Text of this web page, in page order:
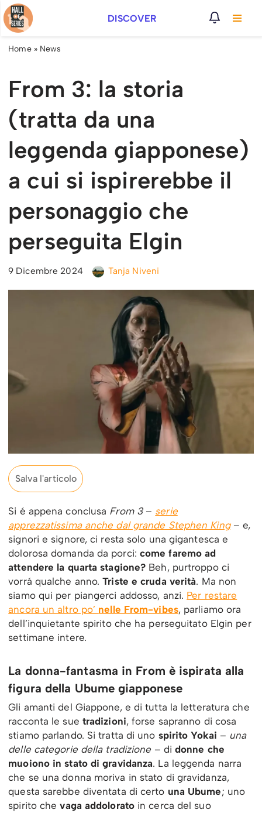
Vai
al
DISCOVER
Home» News
From 3: la storia
(tratta da una
leggenda giapponese)
a cui si ispirerebbe il
personaggio che
perseguita Elgin
9 Dicembre 2024 Tanja Niveni
Salva l'articolo
Si é appena conclusa From 3– serie
apprezzatissima anche dal grande Stephen King– e,
signori e signore, ci resta solo una gigantesca e
dolorosa domanda da porci: come faremo ad
attendere la quarta stagione? Beh, purtroppo ci
vorrá qualche anno.Triste e cruda verità. Ma non
siamo qui per piangerci addosso, anzi. Per restare
ancora un altro po’ nelle From-vibes, parliamo ora
dell’inquietante spirito che ha perseguitato Elgin per
settimane intere.
La donna-fantasma in From è ispirata alla
figura della Ubume giapponese
Gli amanti del Giappone, e di tutta la letteratura che
racconta le sue tradizioni, forse sapranno di cosa
stiamo parlando. Si tratta di uno spirito Yokai – una
delle categorie della tradizione – di donne che
muoiono in stato di gravidanza. La leggenda narra
che se una donna moriva in stato di gravidanza,
questa sarebbe diventata di certo una Ubume; uno
spirito chevaga addoloratoin cerca del suo